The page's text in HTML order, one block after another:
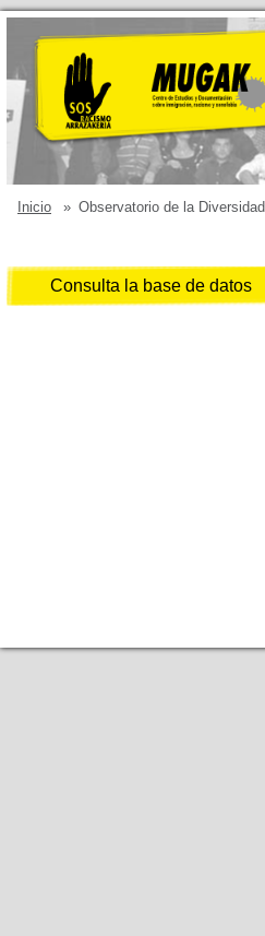
Inicio » Observatorio de la Diversidad
Consulta la base de datos